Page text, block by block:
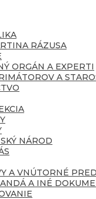
RÁZUSA
ORGÁN A EXPERTI
A
NÁROD
A VNÚTORNÉ
A INÉ